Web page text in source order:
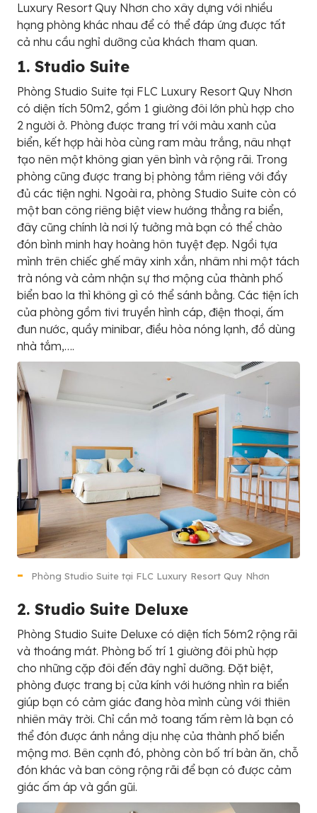
Luxury Resort Quy Nhơn cho xây dựng với nhiều
hạng phòng khác nhau để có thể đáp ứng được tất
cả nhu cầu nghỉ dưỡng của khách tham quan.
1. Studio Suite
Phòng Studio Suite tại FLC Luxury Resort Quy Nhơn
có diện tích 50m2, gồm 1 giường đôi lớn phù hợp cho
2 người ở. Phòng được trang trí với màu xanh của
biển, kết hợp hài hòa cùng ram màu trắng, nâu nhạt
tạo nên một không gian yên bình và rộng rãi. Trong
phòng cũng được trang bị phòng tắm riêng với đầy
đủ các tiện nghi. Ngoài ra, phòng Studio Suite còn có
một ban công riêng biệt view hướng thẳng ra biển,
đây cũng chính là nơi lý tưởng mà bạn có thể chào
đón bình minh hay hoàng hôn tuyệt đẹp. Ngồi tựa
mình trên chiếc ghế mây xinh xắn, nhâm nhi một tách
trà nóng và cảm nhận sự thơ mộng của thành phố
biển bao la thì không gì có thể sánh bằng. Các tiện ích
của phòng gồm tivi truyền hình cáp, điện thoại, ấm
đun nước, quầy minibar, điều hòa nóng lạnh, đồ dùng
nhà tắm,….
Phòng Studio Suite tại FLC Luxury Resort Quy Nhơn
2. Studio Suite Deluxe
Phòng Studio Suite Deluxe có diện tích 56m2 rộng rãi
và thoáng mát. Phòng bố trí 1 giường đôi phù hợp
cho những cặp đôi đến đây nghỉ dưỡng. Đặt biệt,
phòng được trang bị cửa kính với hướng nhìn ra biển
giúp bạn có cảm giác đang hòa mình cùng với thiên
nhiên mây trời. Chỉ cần mở toang tấm rèm là bạn có
thể đón được ánh nắng dịu nhẹ của thành phố biển
mộng mơ. Bên cạnh đó, phòng còn bố trí bàn ăn, chỗ
đón khác và ban công rộng rãi để bạn có được cảm
giác ấm áp và gần gũi.